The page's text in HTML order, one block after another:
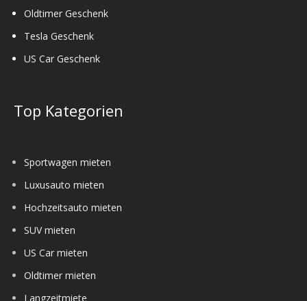
Oldtimer Geschenk
Tesla Geschenk
US Car Geschenk
Top Kategorien
Sportwagen mieten
Luxusauto mieten
Hochzeitsauto mieten
SUV mieten
US Car mieten
Oldtimer mieten
Langzeitmiete